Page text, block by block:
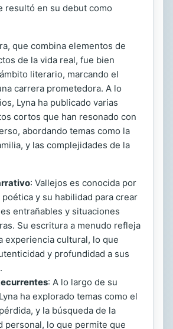
resultó en su debut como
que combina elementos de
de la vida real, fue bien
literario, marcando el
carrera prometedora. A lo
Lyna ha publicado varias
cortos que han resonado con
abordando temas como la
y las complejidades de la
: Vallejos es conocida por
poética y su habilidad para crear
entrañables y situaciones
Su escritura a menudo refleja
experiencia cultural, lo que
y profundidad a sus
: A lo largo de su
ha explorado temas como el
y la búsqueda de la
personal, lo que permite que